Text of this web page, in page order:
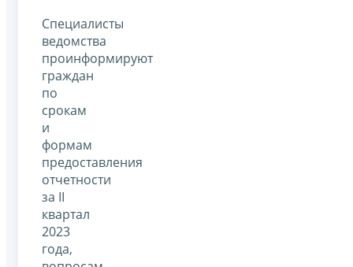
Специалисты
ведомства
проинформируют
граждан
по
срокам
и
формам
предоставления
отчетности
за II
квартал
2023
года,